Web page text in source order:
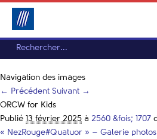
Navigation des images
← Précédent Suivant →
ORCW for Kids
Publié 13 février 2025 à 2560 &fois; 1707
« NezRouge#Quatuor » – Galerie photos